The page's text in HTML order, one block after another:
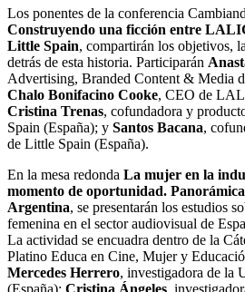
Los ponentes de la conferencia
Construyendo una ficción entre
Little Spain, compartirán los objetivos,
detrás de esta historia. Participarán
Advertising, Branded Content & Media
Chalo Bonifacino Cooke, CEO de
Cristina Trenas, cofundadora y
Spain (España); y Santos Bacana,
de Little Spain (España).
En la mesa redonda La mujer en la
momento de oportunidad.
Argentina, se presentarán los estudios
femenina en el sector audiovisual de
La actividad se encuadra dentro de la
Platino Educa en Cine, Mujer y
Mercedes Herrero, investigadora de la
(España); Cristina Ángeles ,